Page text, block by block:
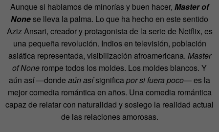
Aunque si hablamos de minorías y buen hacer, Master of
Nonese lleva la palma. Lo que ha hecho en este sentido
Aziz Ansari, creador y protagonista de la serie de Netflix, es
una pequeña revolución. Indios en televisión, población
asiática representada, visibilización afroamericana. Master
of None rompe todos los moldes. Los moldes blancos. Y
aún así —donde aún asísignificapor si fuera poco— es la
mejor comedia romántica en años. Una comedia romántica
capaz de relatar con naturalidad y sosiego la realidad actual
de las relaciones amorosas.